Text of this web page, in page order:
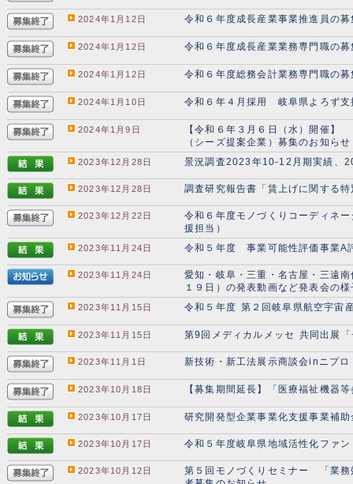
2024年1月12日 令和６年度成長産業事業推進員の
2024年1月12日 令和６年度成長産業業務専門職の
2024年1月12日 令和６年度総務会計業務専門職の
2024年1月10日 令和６年４月採用 岐阜県よろず支
2024年1月9日
【令和６年３月６日（水）開催】
（シーズ提案企業）募集のお知らせ
2023年12月28日 景況調査2023年10-12月期実績、
2023年12月28日 調査研究報告書「賃上げに関する
2023年12月22日
令和６年度モノづくりコーディネ
援担当）
2023年11月24日 令和５年度 事業可能性評価事業A
2023年11月24日
愛知・岐阜・三重・名古屋・三遠
１９日）の発表動画など発表会の
2023年11月15日 令和５年度 第２回岐阜県航空宇宙
2023年11月15日 第9回メディカルメッセ 共同出展
2023年11月1日 新技術・新工法展示商談会inニプ
2023年10月18日 【募集期間延長】「医療福祉機器
2023年10月17日 研究開発型企業事業化支援事業補
2023年10月17日 令和５年度岐阜県地域活性化ファ
2023年10月12日
第５回モノづくりセミナー 「業